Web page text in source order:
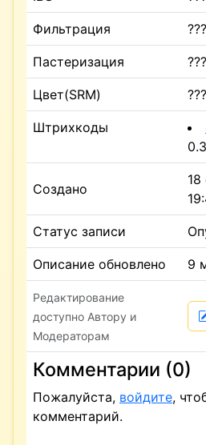
Фильтрация ???
Пастеризация ???
Цвет(SRM) ???
Штрихкоды
Создано
18
Статус записи
Описание обновлено 9
Редактирование
доступно Автору и
Модераторам
Комментарии (0)
Пожалуйста, войдите,
комментарий.